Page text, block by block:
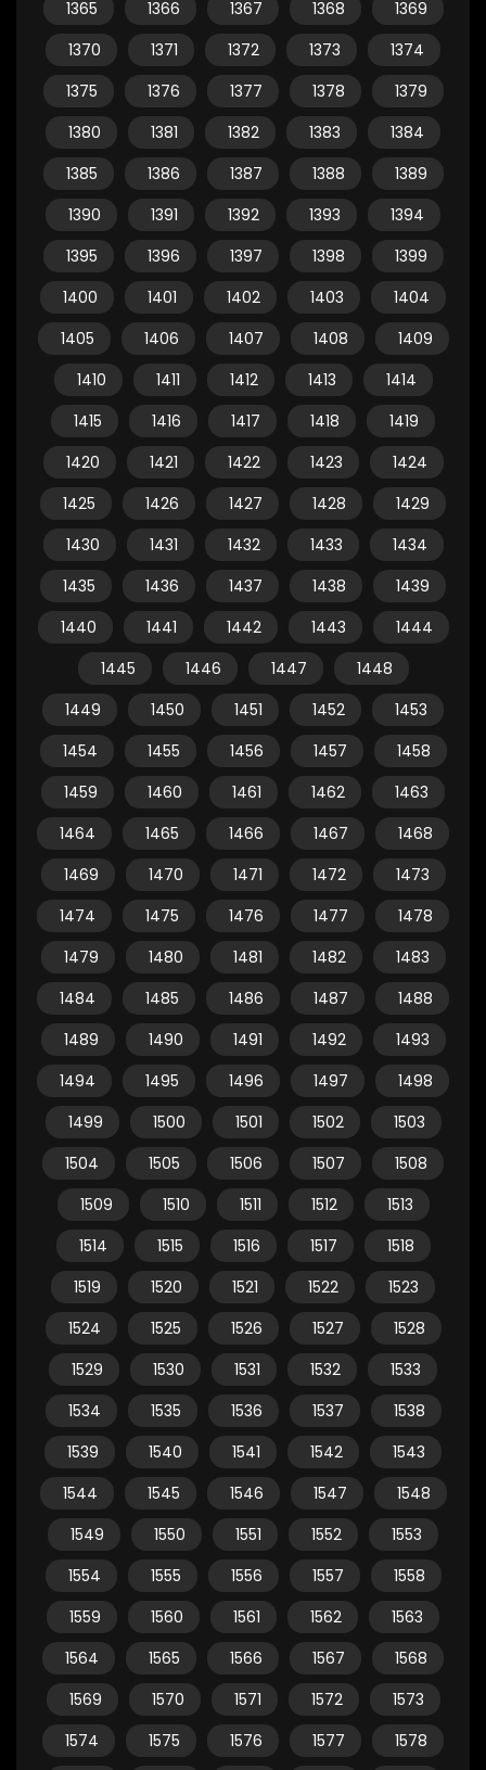
1365 1366 1367 1368
1369
1370
1371 1372 1373
1374
1375
1376 1377 1378
1379
1380
1381 1382 1383
1384
1385
1386 1387 1388
1389
1390
1391 1392 1393
1394
1395
1396 1397 1398
1399
1400
1401 1402 1403
1404
1405
1406 1407 1408
1409
1410
1411 1412 1413
1414
1415
1416 1417 1418
1419
1420
1421 1422 1423
1424
1425
1426 1427 1428
1429
1430
1431 1432 1433
1434
1435
1436 1437 1438
1439
1440
1441 1442 1443
1444
1445
1446 1447
1448
1449
1450 1451 1452
1453
1454
1455 1456 1457
1458
1459
1460 1461 1462
1463
1464
1465 1466 1467
1468
1469
1470 1471 1472
1473
1474
1475 1476 1477
1478
1479
1480 1481 1482
1483
1484
1485 1486 1487
1488
1489
1490 1491 1492
1493
1494
1495 1496 1497
1498
1499
1500 1501 1502
1503
1504
1505 1506 1507
1508
1509
1510 1511 1512
1513
1514
1515 1516 1517
1518
1519
1520 1521 1522
1523
1524
1525 1526 1527
1528
1529
1530 1531 1532
1533
1534
1535 1536 1537
1538
1539
1540 1541 1542
1543
1544
1545 1546 1547
1548
1549
1550 1551 1552
1553
1554
1555 1556 1557
1558
1559
1560 1561 1562
1563
1564
1565 1566 1567
1568
1569
1570 1571 1572
1573
1574
1575 1576 1577
1578